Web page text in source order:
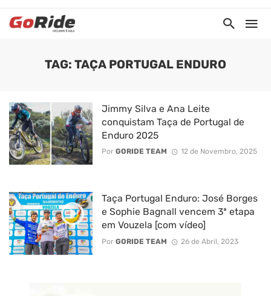
TAG: TAÇA PORTUGAL ENDURO
Jimmy Silva e Ana Leite
conquistam Taça de Portugal de
Enduro 2025
Por GORIDE TEAM 12 de Novembro, 2025
Taça Portugal Enduro: José Borges
e Sophie Bagnall vencem 3ª etapa
em Vouzela [com vídeo]
Por GORIDE TEAM 26 de Abril, 2023